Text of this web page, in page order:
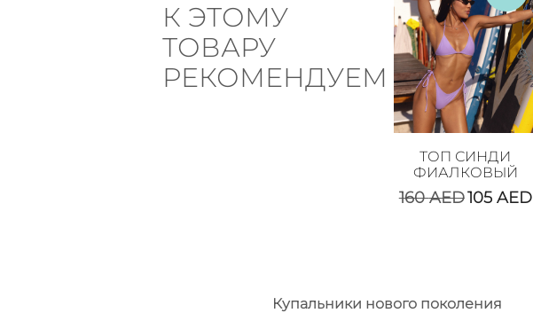
К ЭТОМУ
ТОВАРУ
РЕКОМЕНДУЕМ
ТОП СИНДИ
ФИАЛКОВЫЙ
160AED105 AED
Купальники нового поколения